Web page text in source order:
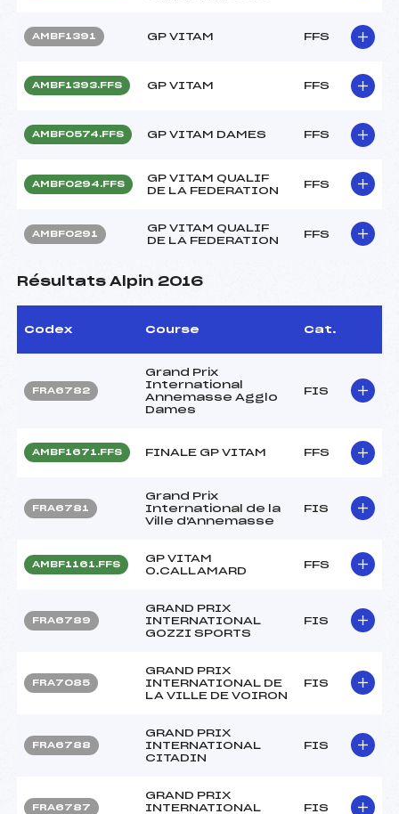
AMBF1391 GP VITAM FFS
AMBF1393.FFS GP VITAM FFS
AMBF0574.FFS GP VITAM DAMES FFS
AMBF0294.FFS
GP VITAM QUALIF
DE LA FEDERATION
FFS
AMBF0291
GP VITAM QUALIF
DE LA FEDERATION
FFS
Résultats Alpin 2016
Codex Course Cat.
FRA6782
Grand Prix
International
Annemasse Agglo
Dames
FIS
AMBF1671.FFS FINALE GP VITAM FFS
FRA6781
Grand Prix
International de la
Ville d'Annemasse
FIS
AMBF1161.FFS
GP VITAM
O.CALLAMARD
FFS
FRA6789
GRAND PRIX
INTERNATIONAL
GOZZI SPORTS
FIS
FRA7085
GRAND PRIX
INTERNATIONAL DE
LA VILLE DE VOIRON
FIS
FRA6788
GRAND PRIX
INTERNATIONAL
CITADIN
FIS
FRA6787
GRAND PRIX
INTERNATIONAL
FIS